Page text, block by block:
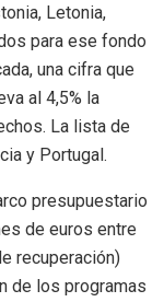
Letonia,
para ese fondo
una cifra que
al 4,5% la
La lista de
y Portugal.
presupuestario
de euros entre
recuperación)
de los programas